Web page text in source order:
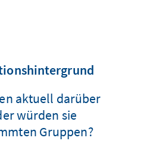
aktuell darüber
würden sie
Gruppen?